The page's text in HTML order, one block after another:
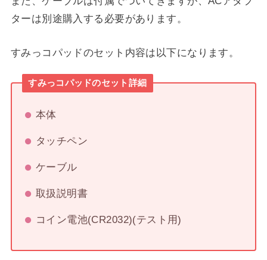
ターは別途購入する必要があります。
すみっコパッドのセット内容は以下になります。
すみっコパッドのセット詳細
本体
タッチペン
ケーブル
取扱説明書
コイン電池(CR2032)(テスト用)